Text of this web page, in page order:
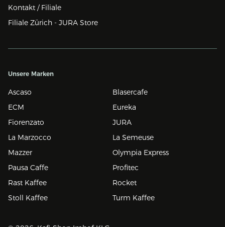
Kontakt / Filiale
Filiale Zürich - JURA Store
Unsere Marken
Ascaso
Blasercafe
ECM
Eureka
Fiorenzato
JURA
La Marzocco
La Semeuse
Mazzer
Olympia Express
Pausa Caffe
Profitec
Rast Kaffee
Rocket
Stoll Kaffee
Turm Kaffee